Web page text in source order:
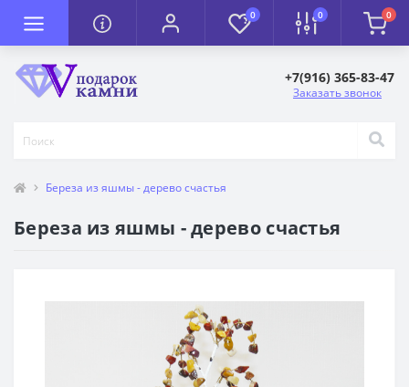
0 0 0
+7(916) 365-83-47
Заказать звонок
Береза из яшмы - дерево счастья
Береза из яшмы - дерево счастья